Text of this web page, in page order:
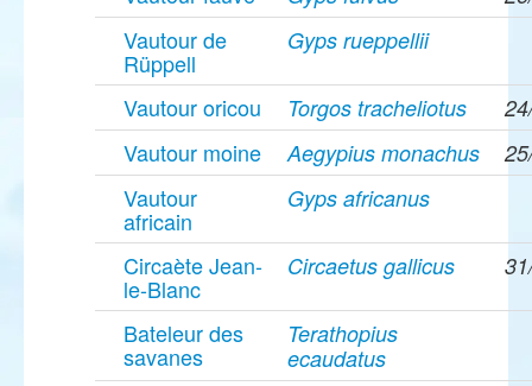
Vautour de
Rüppell
Gyps rueppellii
Vautour oricou Torgos tracheliotus
Vautour moine Aegypius monachus
Vautour
africain
Gyps africanus
Circaète Jean-
le-Blanc
Circaetus gallicus
Bateleur des
savanes
Terathopius
ecaudatus